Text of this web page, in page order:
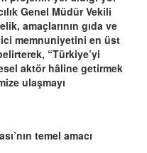
Genel Müdür Vekili
amaçlarının gıda ve
memnuniyetini en üst
“Türkiye’yi
aktör hâline getirmek
ulaşmayı
temel amacı